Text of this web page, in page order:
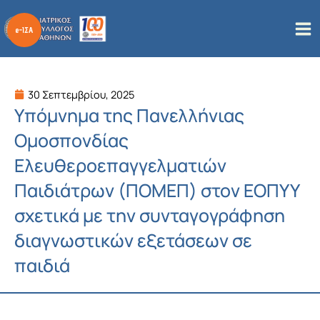
στο
περιεχόμενο
30 Σεπτεμβρίου, 2025
Υπόμνημα της Πανελλήνιας
Ομοσπονδίας
Ελευθεροεπαγγελματιών
Παιδιάτρων (ΠΟΜΕΠ) στον ΕΟΠΥΥ
σχετικά με την συνταγογράφηση
διαγνωστικών εξετάσεων σε
παιδιά